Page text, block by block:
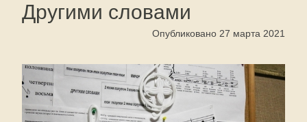
Другими словами
Опубликовано 27 марта 2021